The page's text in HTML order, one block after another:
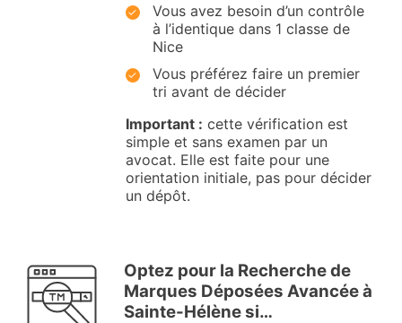
Vous avez besoin d’un contrôle
à l’identique dans 1 classe de
Nice
Vous préférez faire un premier
tri avant de décider
Important : cette vérification est
simple et sans examen par un
avocat. Elle est faite pour une
orientation initiale, pas pour décider
un dépôt.
Optez pour la Recherche de
Marques Déposées Avancée à
Sainte-Hélène si…